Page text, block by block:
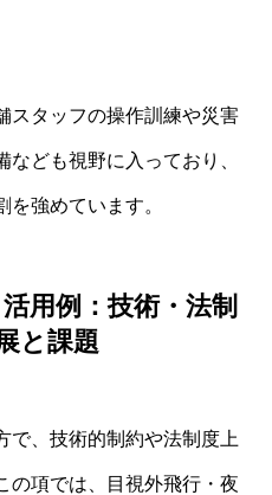
スタッフの操作訓練や災害
ども視野に入っており、
強めています。
用例：技術・法制
と課題
で、技術的制約や法制度上
の項では、目視外飛行・夜